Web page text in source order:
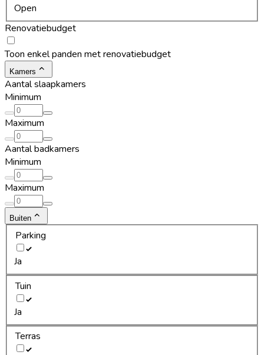
Open
Renovatiebudget
Toon enkel panden met renovatiebudget
Kamers
Aantal slaapkamers
Minimum
Maximum
Aantal badkamers
Minimum
Maximum
Buiten
Parking
Ja
Tuin
Ja
Terras